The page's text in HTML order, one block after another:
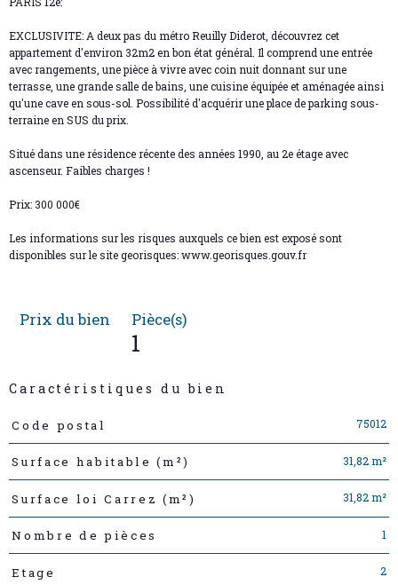
EXCLUSIVITE: A deux pas du métro Reuilly Diderot, découvrez cet
appartement d'environ 32m2 en bon état général. Il comprend une entrée
avec rangements, une pièce à vivre avec coin nuit donnant sur une
terrasse, une grande salle de bains, une cuisine équipée et aménagée ainsi
qu'une cave en sous-sol. Possibilité d'acquérir une place de parking sous-
terraine en SUS du prix.
Situé dans une résidence récente des années 1990, au 2e étage avec
ascenseur. Faibles charges !
Prix: 300 000€
Les informations sur les risques auxquels ce bien est exposé sont
disponibles sur le site georisques: www.georisques.gouv.fr
Prix du bien Pièce(s)
1
Caractéristiques du bien
Caractéristiques Valeurs
Code postal 75012
Surface habitable (m²) 31,82 m²
Surface loi Carrez (m²) 31,82 m²
Nombre de pièces 1
Etage 2